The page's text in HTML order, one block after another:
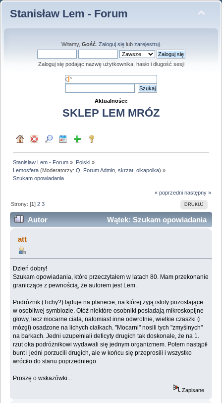
Stanisław Lem - Forum
Witamy, Gość. Zaloguj sięlub zarejestruj.
Zaloguj się podając nazwę użytkownika, hasło i długość sesji
Aktualności:
SKLEP LEM MRÓZ
Stanisław Lem - Forum » Polski»
Lemosfera (Moderatorzy:Q Forum Admin ,skrzat ,olkapolka) »
Szukam opowiadania
« poprzedni następny »
DRUKUJ
Strony: [1]2 3
Autor
Wątek: Szukam opowiadania
(Przeczytany 88308 razy)
att
Dzień dobry!
Szukam opowiadania, które przeczytałem w latach 80. Mam przekonanie
graniczące z pewnością, że autorem jest Lem.
Podróżnik (Tichy?) ląduje na planecie, na której żyją istoty pozostające
w osobliwej symbiozie. Otóż niektóre osobniki posiadają mikroskopijne
głowy, lecz mocarne ciała, natomiast inne odwrotnie, wielkie czaszki (i
mózgi) osadzone na lichych ciałkach. "Mocarni" nosili tych "zmyślnych"
na barkach. Jedni uzupełniali deficyty drugich tak doskonale, że na 1.
rzut oka podróżnikowi wydawali się jednym organizmem. Potem nastąpił
bunt i jedni porzucili drugich, ale w końcu się przeprosili i wszystko
wróciło do stanu poprzedniego.
Proszę o wskazówki...
Zapisane